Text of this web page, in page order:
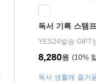
독서 기록 스탬
YES24발송 GIFT
10%
8,280원
독서 생활에 즐거